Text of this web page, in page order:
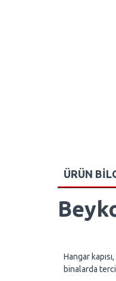
ÜRÜN
Hangar
binalarda